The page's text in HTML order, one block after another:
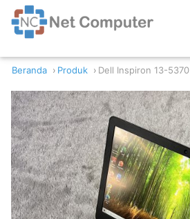
Beranda Produk Dell Inspiron 13-5370 Intel Core i3-8130U 8/256GB